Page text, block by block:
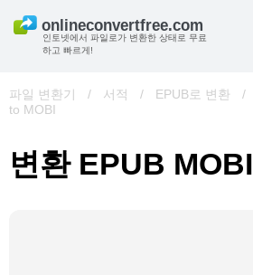
인토넷에서 파일로가 변환한 상태로 무료
하고 빠르게!
파일 변환기 / 서적 / EPUB로 변환 /
to MOBI
변환 EPUB MOBI